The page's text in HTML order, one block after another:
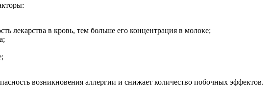
лекарства в кровь, тем больше его концентрация в молоке;
возникновения аллергии и снижает количество побочных эффектов.